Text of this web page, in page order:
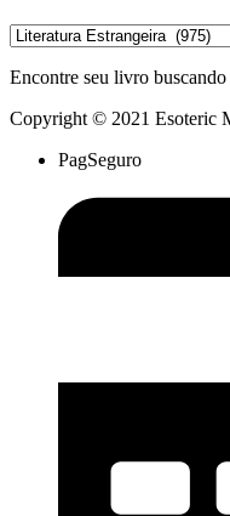
Encontre seu livro
Copyright © 2021 Esoteric
PagSeguro